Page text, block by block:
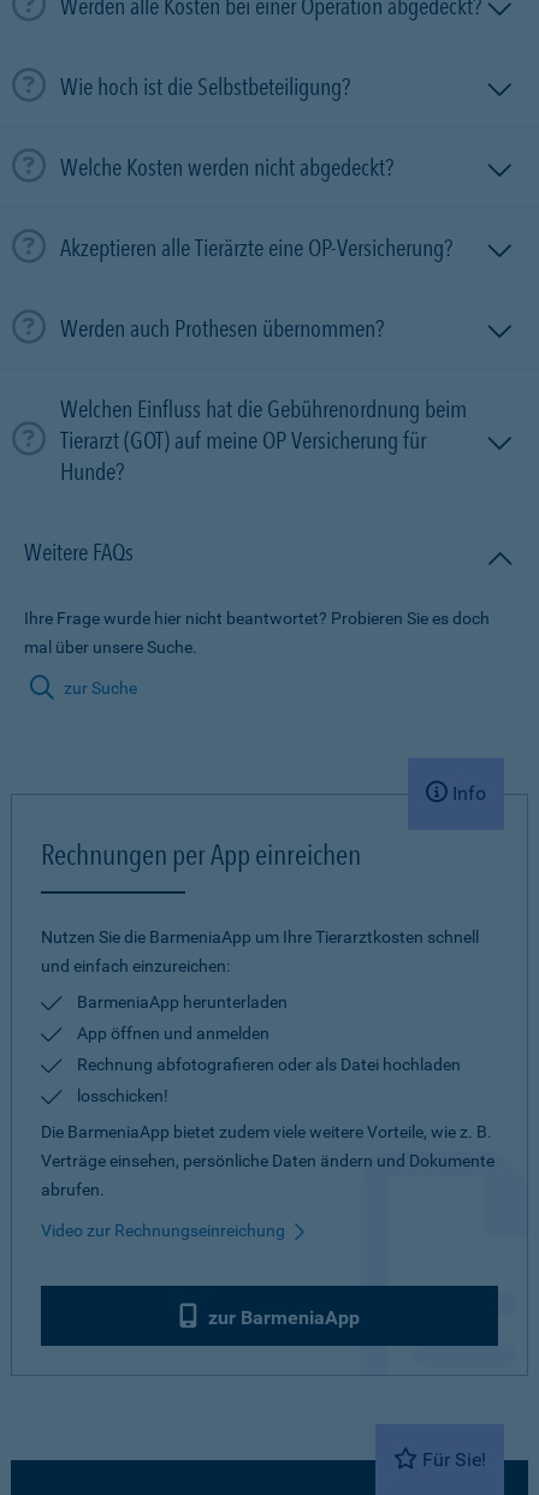
Werden alle Kosten bei einer Operation abgedeckt?
Wie hoch ist die Selbstbeteiligung?
Welche Kosten werden nicht abgedeckt?
Akzeptieren alle Tierärzte eine OP-Versicherung?
Werden auch Prothesen übernommen?
Welchen Einfluss hat die Gebührenordnung beim
Tierarzt (GOT) auf meine OP Versicherung für
Hunde?
Weitere FAQs
Ihre Frage wurde hier nicht beantwortet? Probieren Sie es doch
mal über unsere Suche.
zur Suche
Info
Rechnungen per App einreichen
Nutzen Sie die BarmeniaApp um Ihre Tierarztkosten schnell
und einfach einzureichen:
BarmeniaApp herunterladen
App öffnen und anmelden
Rechnung abfotografieren oder als Datei hochladen
losschicken!
Die BarmeniaApp bietet zudem viele weitere Vorteile, wie z. B.
Verträge einsehen, persönliche Daten ändern und Dokumente
abrufen.
Video zur Rechnungseinreichung
zur BarmeniaApp
Für Sie!